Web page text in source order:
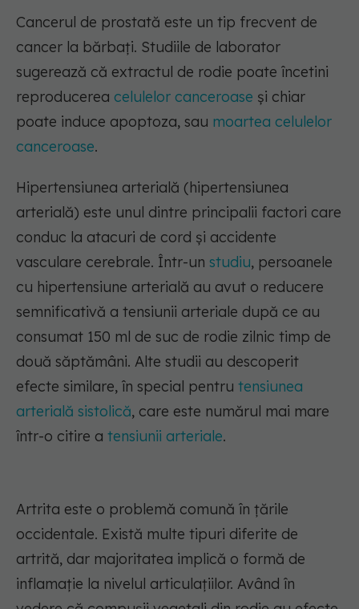
Cancerul de prostată este un tip frecvent de
cancer la bărbați. Studiile de laborator
sugerează că extractul de rodie poate încetini
reproducerea celulelor canceroase și chiar
poate induce apoptoza, sau moartea celulelor
canceroase.
Hipertensiunea arterială (hipertensiunea
arterială) este unul dintre principalii factori care
conduc la atacuri de cord și accidente
vasculare cerebrale. Într-un studiu, persoanele
cu hipertensiune arterială au avut o reducere
semnificativă a tensiunii arteriale după ce au
consumat 150 ml de suc de rodie zilnic timp de
două săptămâni. Alte studii au descoperit
efecte similare, în special pentru tensiunea
arterială sistolică, care este numărul mai mare
într-o citire a tensiunii arteriale.
Artrita este o problemă comună în țările
occidentale. Există multe tipuri diferite de
artrită, dar majoritatea implică o formă de
inflamație la nivelul articulațiilor. Având în